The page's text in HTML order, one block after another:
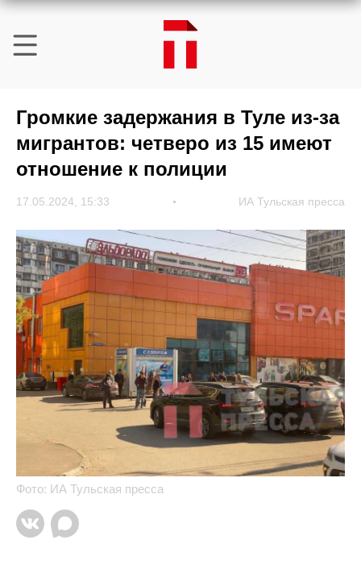
Громкие задержания в Туле из-за
мигрантов: четверо из 15 имеют
отношение к полиции
17.05.2024, 15:33 ИА Тульская пресса
Фото: ИА Тульская пресса